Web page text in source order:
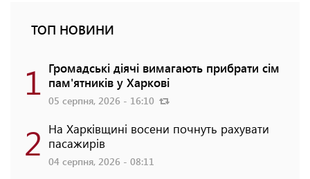
ТОП НОВИНИ
1 Громадські діячі вимагають прибрати сім
пам'ятників у Харкові
05 серпня, 2026 - 16:10
2 На Харківщині восени почнуть рахувати
пасажирів
04 серпня, 2026 - 08:11